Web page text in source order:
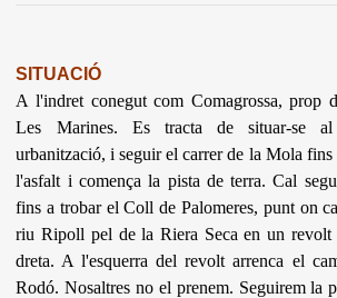
SITUACIÓ
A l'indret conegut com Comagrossa, prop
Les Marines. Es tracta de situar-se
urbanització, i seguir el carrer de la Mola fins
l'asfalt i comença la pista de terra. Cal
fins a trobar el Coll de Palomeres, punt on
riu Ripoll pel de la Riera Seca en un revolt
dreta. A l'esquerra del revolt arrenca el
Rodó. Nosaltres no el prenem. Seguirem la